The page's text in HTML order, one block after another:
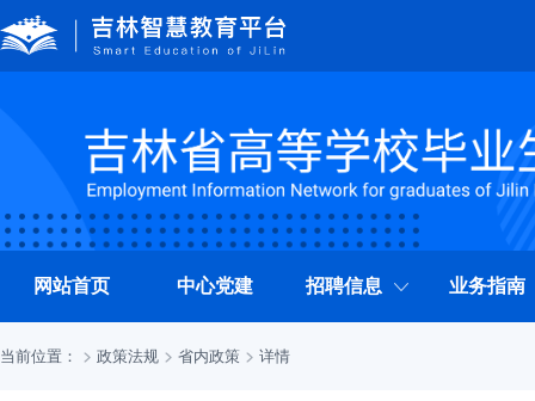
网站首页 中心党建 招聘信息 业务指南
当前位置： 政策法规 省内政策 详情